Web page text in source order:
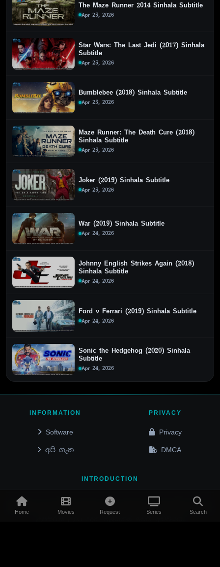
The Maze Runner 2014 Sinhala Subtitle
Apr 25, 2026
Star Wars: The Last Jedi (2017) Sinhala
Subtitle
Apr 25, 2026
Bumblebee (2018) Sinhala Subtitle
Apr 25, 2026
Maze Runner: The Death Cure (2018)
Sinhala Subtitle
Apr 25, 2026
Joker (2019) Sinhala Subtitle
Apr 25, 2026
War (2019) Sinhala Subtitle
Apr 24, 2026
Johnny English Strikes Again (2018)
Sinhala Subtitle
Apr 24, 2026
Ford v Ferrari (2019) Sinhala Subtitle
Apr 24, 2026
Sonic the Hedgehog (2020) Sinhala
Subtitle
Apr 24, 2026
Home Movies Request Series Search
INFORMATION
Software
අපි ගැන
PRIVACY
Privacy
DMCA
INTRODUCTION
Subz.lk
යනු විදේශීය චිත්‍රපට හා ටෙලිකථා මාලාවන්ට සිංහල